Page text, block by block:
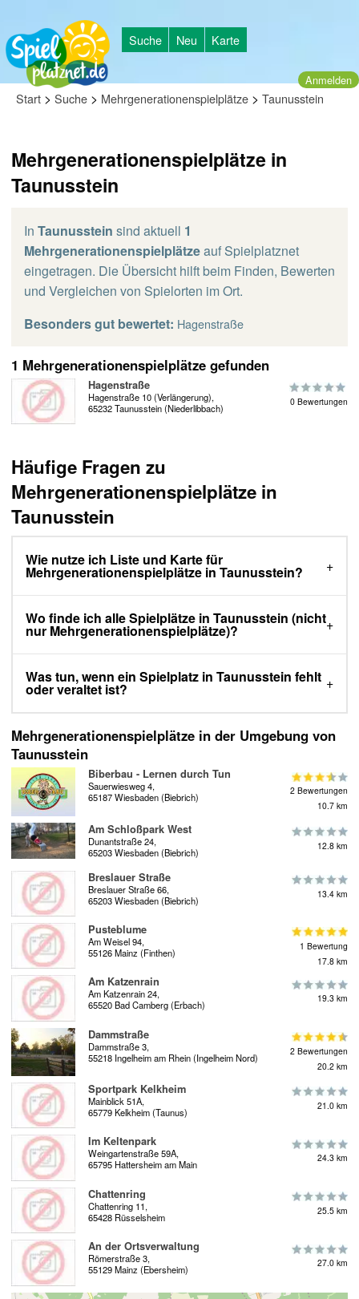
Suche Neu Karte
Anmelden
Start > Suche > Mehrgenerationenspielplätze > Taunusstein
Mehrgenerationenspielplätze in
Taunusstein
In Taunusstein sind aktuell 1
Mehrgenerationenspielplätzeauf Spielplatznet
eingetragen. Die Übersicht hilft beim Finden, Bewerten
und Vergleichen von Spielorten im Ort.
Besonders gut bewertet: Hagenstraße
1 Mehrgenerationenspielplätze gefunden
Hagenstraße
Hagenstraße 10 (Verlängerung),
65232 Taunusstein (Niederlibbach)
0 Bewertungen
Häufige Fragen zu
Mehrgenerationenspielplätze in
Taunusstein
Wie nutze ich Liste und Karte für
Mehrgenerationenspielplätze in Taunusstein?
Wo finde ich alle Spielplätze in Taunusstein (nicht
nur Mehrgenerationenspielplätze)?
Was tun, wenn ein Spielplatz in Taunusstein fehlt
oder veraltet ist?
Mehrgenerationenspielplätze in der Umgebung von
Taunusstein
Biberbau - Lernen durch Tun
Sauerwiesweg 4,
65187 Wiesbaden (Biebrich)
2 Bewertungen
10.7 km
Am Schloßpark West
Dunantstraße 24,
65203 Wiesbaden (Biebrich)
12.8 km
Breslauer Straße
Breslauer Straße 66,
65203 Wiesbaden (Biebrich)
13.4 km
Pusteblume
Am Weisel 94,
55126 Mainz (Finthen)
1 Bewertung
17.8 km
Am Katzenrain
Am Katzenrain 24,
65520 Bad Camberg (Erbach)
19.3 km
Dammstraße
Dammstraße 3,
55218 Ingelheim am Rhein (Ingelheim Nord)
2 Bewertungen
20.2 km
Sportpark Kelkheim
Mainblick 51A,
65779 Kelkheim (Taunus)
21.0 km
Im Keltenpark
Weingartenstraße 59A,
65795 Hattersheim am Main
24.3 km
Chattenring
Chattenring 11,
65428 Rüsselsheim
25.5 km
An der Ortsverwaltung
Römerstraße 3,
55129 Mainz (Ebersheim)
27.0 km